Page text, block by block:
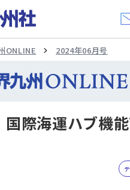
ONLINE 2024年06月号
国際海運ハブ機